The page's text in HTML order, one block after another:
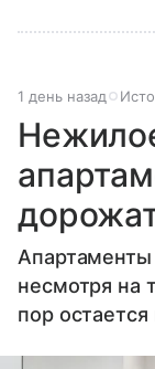
1 день назад
Апартаменты
несмотря на
пор